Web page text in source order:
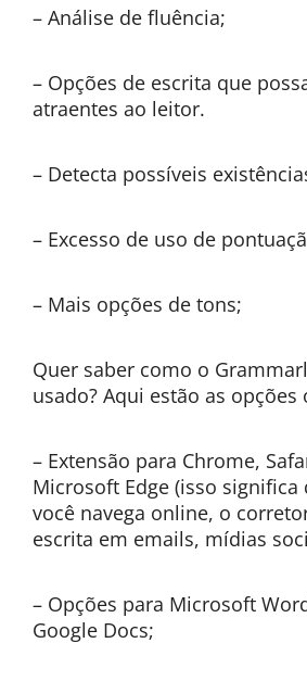
– Análise de fluência;
– Opções de escrita que
atraentes ao leitor.
– Detecta possíveis
– Excesso de uso de
– Mais opções de tons;
Quer saber como o
usado? Aqui estão as opções
– Extensão para Chrome,
Microsoft Edge (isso significa
você navega online, o
escrita em emails, mídias
– Opções para Microsoft
Google Docs;